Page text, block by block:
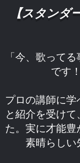
【スタンダ
「今、歌って
です
プロの講師に
と紹介を受け
た。実に才能豊
素晴らしい